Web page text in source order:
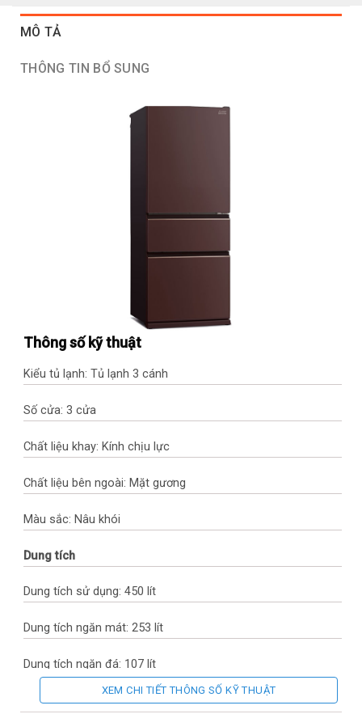
MÔ TẢ
THÔNG TIN BỔ SUNG
Thông số kỹ thuật
Kiểu tủ lạnh: Tủ lạnh 3 cánh
Số cửa: 3 cửa
Chất liệu khay: Kính chịu lực
Chất liệu bên ngoài: Mặt gương
Màu sắc: Nâu khói
Dung tích
Dung tích sử dụng: 450 lít
Dung tích ngăn mát: 253 lít
Dung tích ngăn đá: 107 lít
Ngăn rau quả: 90 lít
XEM CHI TIẾT THÔNG SỐ KỸ THUẬT